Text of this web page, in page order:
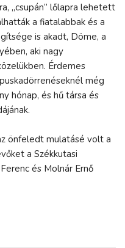
„csupán” lőlapra lehetett
a fiatalabbak és a
is akadt, Döme, a
aki nagy
Érdemes
még
hónap, és hű társa és
önfeledt mulatásé volt a
a Székkutasi
és Molnár Ernő